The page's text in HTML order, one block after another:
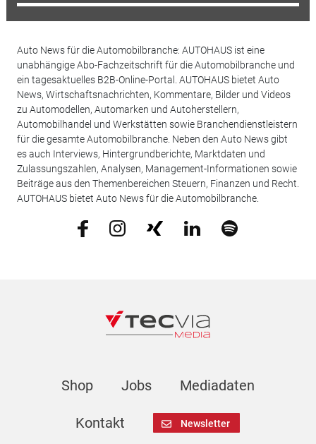
Auto News für die Automobilbranche: AUTOHAUS ist eine
unabhängige Abo-Fachzeitschrift für die Automobilbranche und
ein tagesaktuelles B2B-Online-Portal. AUTOHAUS bietet Auto
News, Wirtschaftsnachrichten, Kommentare, Bilder und Videos
zu Automodellen, Automarken und Autoherstellern,
Automobilhandel und Werkstätten sowie Branchendienstleistern
für die gesamte Automobilbranche. Neben den Auto News gibt
es auch Interviews, Hintergrundberichte, Marktdaten und
Zulassungszahlen, Analysen, Management-Informationen sowie
Beiträge aus den Themenbereichen Steuern, Finanzen und Recht.
AUTOHAUS bietet Auto News für die Automobilbranche.
Shop Jobs Mediadaten
Kontakt Newsletter